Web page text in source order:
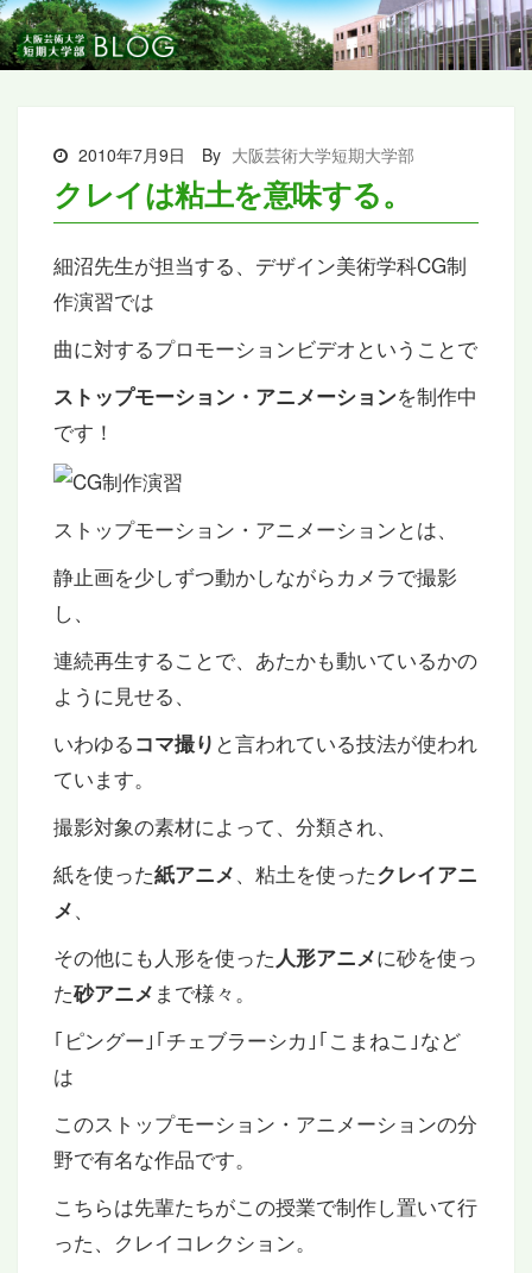
2010年7月9日 By 大阪芸術大学短期大学部
クレイは粘土を意味する。
細沼先生が担当する、デザイン美術学科CG制
作演習では
曲に対するプロモーションビデオということで
ストップモーション・アニメーションを制作中
です！
ストップモーション・アニメーションとは、
静止画を少しずつ動かしながらカメラで撮影
し、
連続再生することで、あたかも動いているかの
ように見せる、
いわゆるコマ撮り と言われている技法が使われ
ています。
撮影対象の素材によって、分類され、
紙を使った紙アニメ、粘土を使ったクレイアニ
メ、
その他にも人形を使った人形アニメに砂を使っ
た砂アニメ まで様々。
｢ピングー｣｢チェブラーシカ｣｢こまねこ｣など
は
このストップモーション・アニメーションの分
野で有名な作品です。
こちらは先輩たちがこの授業で制作し置いて行
った、クレイコレクション。